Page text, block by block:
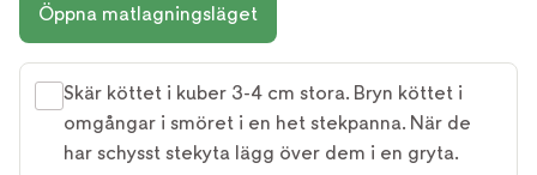
Öppna matlagningsläget
Skär köttet i kuber 3-4 cm stora. Bryn köttet i
omgångar i smöret i en het stekpanna. När de
har schysst stekyta lägg över dem i en gryta.